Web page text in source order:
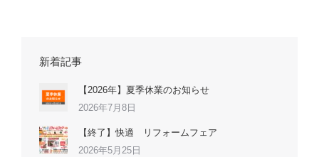
新着記事
【2026年】夏季休業のお知らせ
2026年7月8日
【終了】快適 リフォームフェア
2026年5月25日